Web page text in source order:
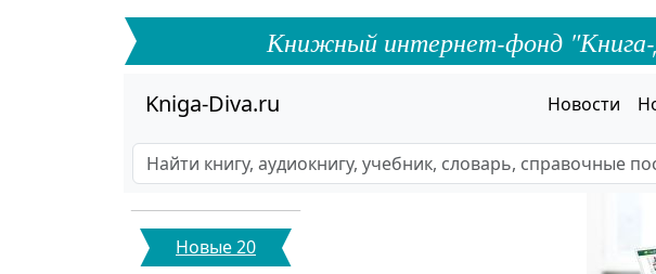
Книжный интернет-фонд "Книга-
Kniga-Diva.ru Новости
Новые 20